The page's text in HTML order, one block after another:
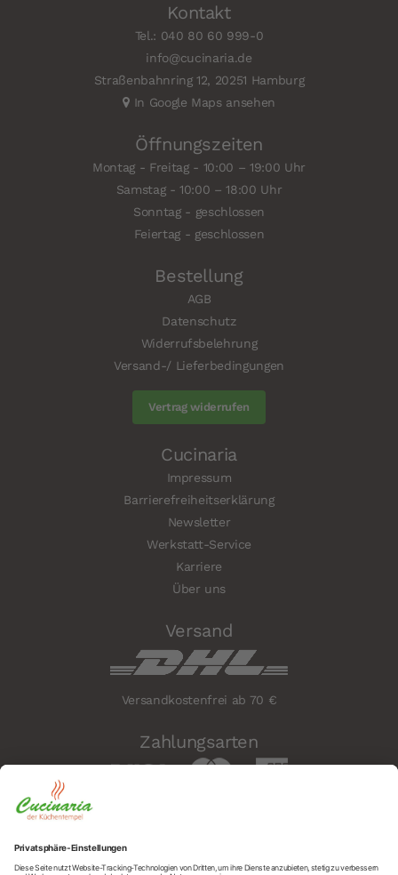
Kontakt
Tel.: 040 80 60 999-0
info@cucinaria.de
Straßenbahnring 12, 20251 Hamburg
In Google Maps ansehen
Öffnungszeiten
Montag - Freitag - 10:00 – 19:00 Uhr
Samstag - 10:00 – 18:00 Uhr
Sonntag - geschlossen
Feiertag - geschlossen
Bestellung
AGB
Datenschutz
Widerrufsbelehrung
Versand-/ Lieferbedingungen
Vertrag widerrufen
Cucinaria
Impressum
Barrierefreiheitserklärung
Newsletter
Werkstatt-Service
Karriere
Über uns
Versand
Versandkostenfrei ab 70 €
Zahlungsarten